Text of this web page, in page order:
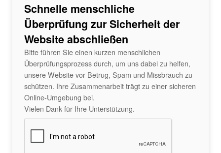
Schnelle menschliche
Überprüfung zur Sicherheit der
Website abschließen
Bitte führen Sie einen kurzen menschlichen
Überprüfungsprozess durch, um uns dabei zu helfen,
unsere Website vor Betrug, Spam und Missbrauch zu
schützen. Ihre Zusammenarbeit trägt zu einer sicheren
Online-Umgebung bei.
Vielen Dank für Ihre Unterstützung.